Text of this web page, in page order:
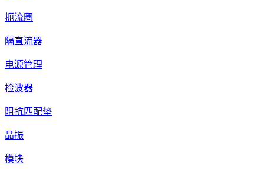
扼流圈
隔直流器
电源管理
检波器
阻抗匹配垫
晶振
模块